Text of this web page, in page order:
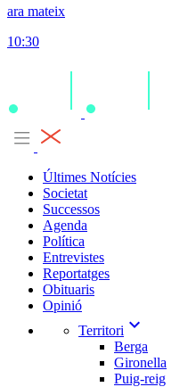
ara mateix
10:30
Últimes Notícies
Societat
Successos
Agenda
Política
Entrevistes
Reportatges
Obituaris
Opinió
Territori expand_more
Berga
Gironella
Puig-reig